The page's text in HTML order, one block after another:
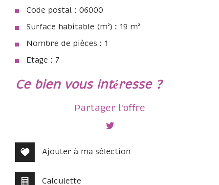
Code postal : 06000
Surface habitable (m²) : 19 m²
Nombre de pièces : 1
Etage : 7
la ville de nice (06000)
ce bien vous intéresse ?
Partager l'offre
Ajouter à ma sélection
Calculette